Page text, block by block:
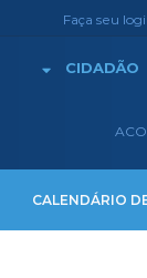
Faça seu
CIDADÃO
CALENDÁRIO